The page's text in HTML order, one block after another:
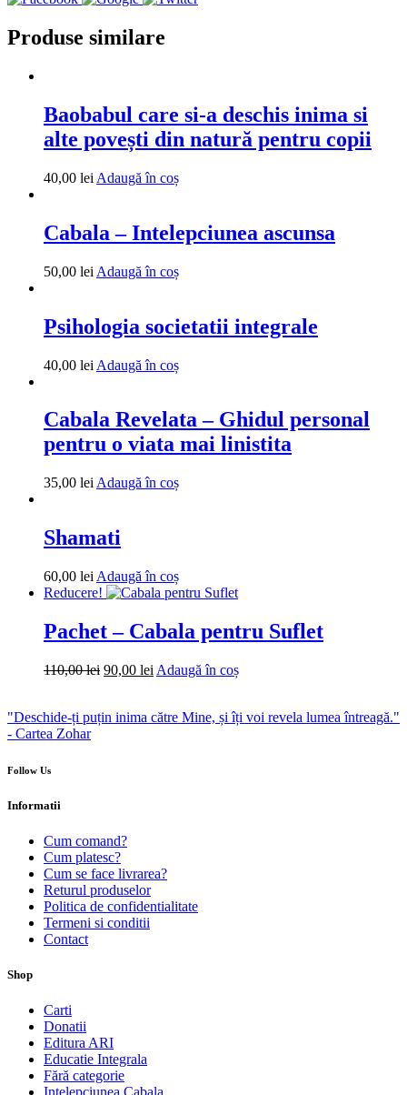
Produse similare
Baobabul care si-a deschis inima si
alte povești din natură pentru copii
40,00 lei Adaugă în coș
Cabala – Intelepciunea ascunsa
50,00 lei Adaugă în coș
Psihologia societatii integrale
40,00 lei Adaugă în coș
Cabala Revelata – Ghidul personal
pentru o viata mai linistita
35,00 lei Adaugă în coș
Shamati
60,00 lei Adaugă în coș
Reducere!
Pachet – Cabala pentru Suflet
110,00lei 90,00 lei Adaugă în coș
"Deschide-ți puțin inima către Mine, și îți voi revela lumea întreagă."
- Cartea Zohar
Follow Us
Informatii
Cum comand?
Cum platesc?
Cum se face livrarea?
Returul produselor
Politica de confidentialitate
Termeni si conditii
Contact
Shop
Carti
Donatii
Editura ARI
Educatie Integrala
Fără categorie